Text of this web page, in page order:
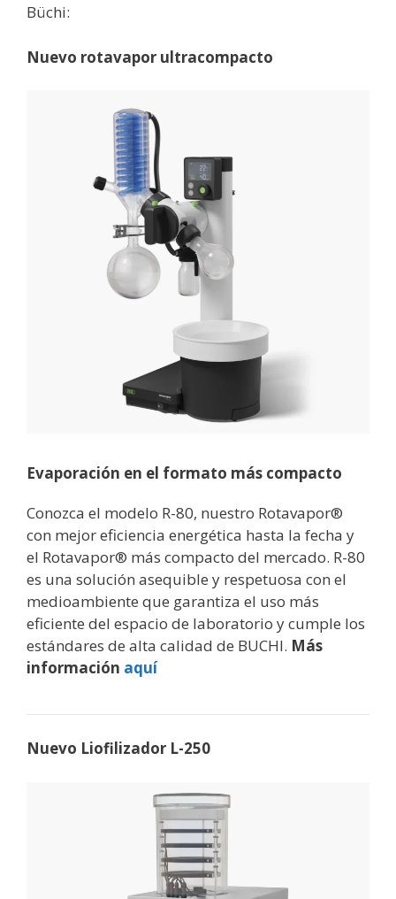
Büchi:
Nuevo rotavapor ultracompacto
Evaporación en el formato más compacto
Conozca el modelo R-80, nuestro Rotavapor®
con mejor eficiencia energética hasta la fecha y
el Rotavapor® más compacto del mercado. R-80
es una solución asequible y respetuosa con el
medioambiente que garantiza el uso más
eficiente del espacio de laboratorio y cumple los
estándares de alta calidad de BUCHI. Más
información aquí
Nuevo Liofilizador L-250